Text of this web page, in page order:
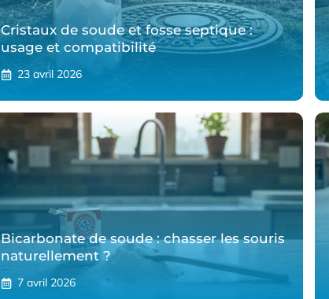
Cristaux de soude et fosse septique :
usage et compatibilité
23 avril 2026
Bicarbonate de soude : chasser les souris
naturellement ?
7 avril 2026